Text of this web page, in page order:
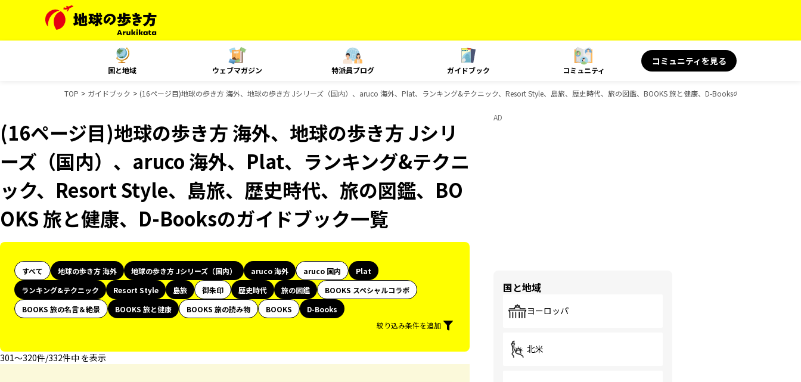
国と地域 ウェブマガジン 特派員ブログ ガイドブック コミュニティ
コミュニティを見る
TOP ガイドブック (16ページ目)地球の歩き方 海外、地球の歩き方 Jシリーズ（国内）、aruco 海外、Plat、ランキング&テクニック、Resort Style、島旅、歴史時代、旅の図鑑、BOOKS 旅と健康、D-Booksのガイドブック一覧
(16ページ目)地球の歩き方 海外、地球の歩き方 Jシリ
ーズ（国内）、aruco 海外、Plat、ランキング&テクニ
ック、Resort Style、島旅、歴史時代、旅の図鑑、BO
OKS 旅と健康、D-Booksのガイドブック一覧
すべて 地球の歩き方 海外 地球の歩き方 Jシリーズ（国内） aruco 海外 aruco 国内
Plat
ランキング&テクニック
Resort Style 島旅 御朱印 歴史時代 旅の図鑑
BOOKS スペシャルコラボ
BOOKS 旅の名言＆絶景
BOOKS 旅と健康 BOOKS 旅の読み物 BOOKS
D-Books
絞り込み条件を追加
301〜320件/332件中 を表示
AD
国と地域
ヨーロッパ
北米